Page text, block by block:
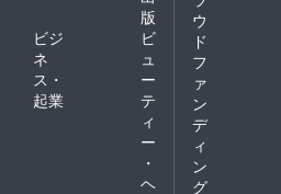
版
ビジ
ネ
ス・
起業
ビ
ュ
ー
テ
ィ
ー
・
ヘ
ウ
ド
フ
ァ
ン
デ
ィ
ン
グ